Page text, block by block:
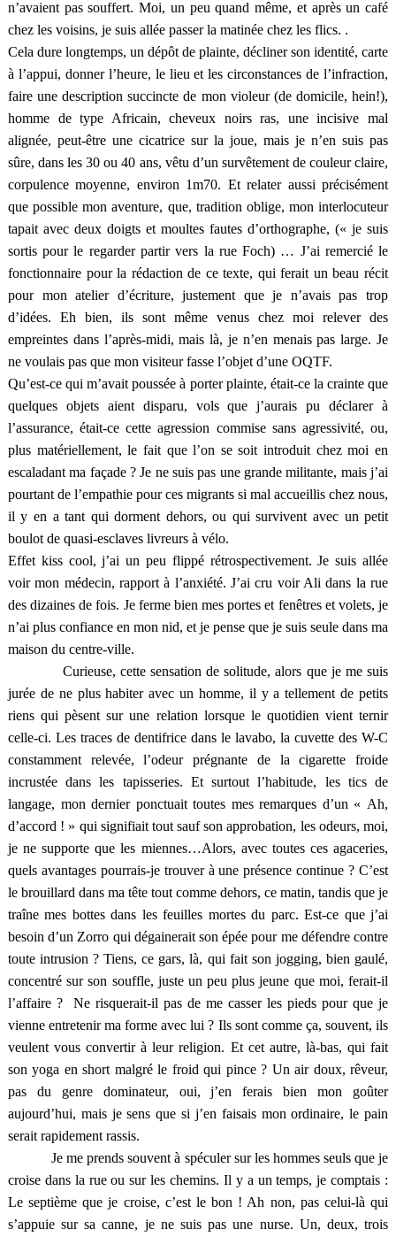
n’avaient pas souffert. Moi, un peu quand même, et après un café
chez les voisins, je suis allée passer la matinée chez les flics. .
Cela dure longtemps, un dépôt de plainte, décliner son identité, carte
à l’appui, donner l’heure, le lieu et les circonstances de l’infraction,
faire une description succincte de mon violeur (de domicile, hein!),
homme de type Africain, cheveux noirs ras, une incisive mal
alignée, peut-être une cicatrice sur la joue, mais je n’en suis pas
sûre, dans les 30 ou 40 ans, vêtu d’un survêtement de couleur claire,
corpulence moyenne, environ 1m70. Et relater aussi précisément
que possible mon aventure, que, tradition oblige, mon interlocuteur
tapait avec deux doigts et moultes fautes d’orthographe, (« je suis
sortis pour le regarder partir vers la rue Foch) … J’ai remercié le
fonctionnaire pour la rédaction de ce texte, qui ferait un beau récit
pour mon atelier d’écriture, justement que je n’avais pas trop
d’idées. Eh bien, ils sont même venus chez moi relever des
empreintes dans l’après-midi, mais là, je n’en menais pas large. Je
ne voulais pas que mon visiteur fasse l’objet d’une OQTF.
Qu’est-ce qui m’avait poussée à porter plainte, était-ce la crainte que
quelques objets aient disparu, vols que j’aurais pu déclarer à
l’assurance, était-ce cette agression commise sans agressivité, ou,
plus matériellement, le fait que l’on se soit introduit chez moi en
escaladant ma façade ? Je ne suis pas une grande militante, mais j’ai
pourtant de l’empathie pour ces migrants si mal accueillis chez nous,
il y en a tant qui dorment dehors, ou qui survivent avec un petit
boulot de quasi-esclaves livreurs à vélo.
Effet kiss cool, j’ai un peu flippé rétrospectivement. Je suis allée
voir mon médecin, rapport à l’anxiété. J’ai cru voir Ali dans la rue
des dizaines de fois. Je ferme bien mes portes et fenêtres et volets, je
n’ai plus confiance en mon nid, et je pense que je suis seule dans ma
maison du centre-ville.
Curieuse, cette sensation de solitude, alors que je me suis
jurée de ne plus habiter avec un homme, il y a tellement de petits
riens qui pèsent sur une relation lorsque le quotidien vient ternir
celle-ci. Les traces de dentifrice dans le lavabo, la cuvette des W-C
constamment relevée, l’odeur prégnante de la cigarette froide
incrustée dans les tapisseries. Et surtout l’habitude, les tics de
langage, mon dernier ponctuait toutes mes remarques d’un « Ah,
d’accord ! » qui signifiait tout sauf son approbation, les odeurs, moi,
je ne supporte que les miennes…Alors, avec toutes ces agaceries,
quels avantages pourrais-je trouver à une présence continue ? C’est
le brouillard dans ma tête tout comme dehors, ce matin, tandis que je
traîne mes bottes dans les feuilles mortes du parc. Est-ce que j’ai
besoin d’un Zorro qui dégainerait son épée pour me défendre contre
toute intrusion ? Tiens, ce gars, là, qui fait son jogging, bien gaulé,
concentré sur son souffle, juste un peu plus jeune que moi, ferait-il
l’affaire ? Ne risquerait-il pas de me casser les pieds pour que je
vienne entretenir ma forme avec lui ? Ils sont comme ça, souvent, ils
veulent vous convertir à leur religion. Et cet autre, là-bas, qui fait
son yoga en short malgré le froid qui pince ? Un air doux, rêveur,
pas du genre dominateur, oui, j’en ferais bien mon goûter
aujourd’hui, mais je sens que si j’en faisais mon ordinaire, le pain
serait rapidement rassis.
Je me prends souvent à spéculer sur les hommes seuls que je
croise dans la rue ou sur les chemins. Il y a un temps, je comptais :
Le septième que je croise, c’est le bon ! Ah non, pas celui-là qui
s’appuie sur sa canne, je ne suis pas une nurse. Un, deux, trois